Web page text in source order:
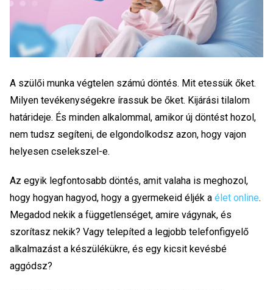
A szülői munka végtelen számú döntés. Mit etessük őket.
Milyen tevékenységekre írassuk be őket. Kijárási tilalom
határideje. És minden alkalommal, amikor új döntést hozol,
nem tudsz segíteni, de elgondolkodsz azon, hogy vajon
helyesen cselekszel-e.
Az egyik legfontosabb döntés, amit valaha is meghozol,
hogy hogyan hagyod, hogy a gyermekeid éljék a élet online.
Megadod nekik a függetlenséget, amire vágynak, és
szorítasz nekik? Vagy telepíted a legjobb telefonfigyelő
alkalmazást a készülékükre, és egy kicsit kevésbé
aggódsz?